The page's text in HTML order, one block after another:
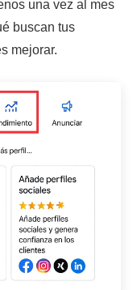
una vez al mes
buscan tus
mejorar.